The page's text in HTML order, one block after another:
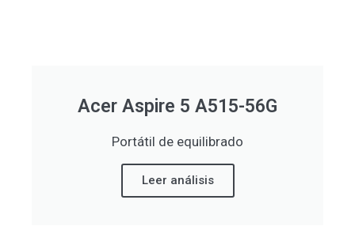
Acer Aspire 5 A515-56G
Portátil de equilibrado
Leer análisis